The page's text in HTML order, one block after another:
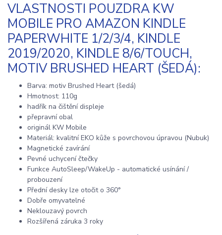
VLASTNOSTI POUZDRA KW
MOBILE PRO AMAZON KINDLE
PAPERWHITE 1/2/3/4, KINDLE
2019/2020, KINDLE 8/6/TOUCH,
MOTIV BRUSHED HEART (ŠEDÁ):
Barva: motiv Brushed Heart (šedá)
Hmotnost: 110g
hadřík na čištění displeje
přepravní obal
originál KW Mobile
Materiál: kvalitní EKO kůže s povrchovou úpravou (Nubuk)
Magnetické zavírání
Pevné uchycení čtečky
Funkce AutoSleep/WakeUp - automatické usínání /
probouzení
Přední desky lze otočit o 360°
Dobře omyvatelné
Neklouzavý povrch
Rozšířená záruka 3 roky